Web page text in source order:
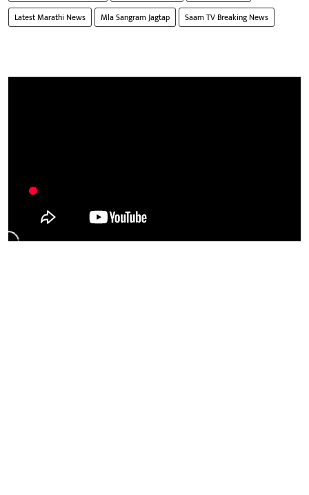
Latest Marathi News
Mla Sangram Jagtap Saam TV Breaking News